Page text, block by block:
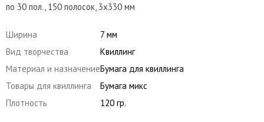
по 30 пол., 150 полосок, 3х330 мм
Ширина
7 мм
Вид творчества
Квиллинг
Материал и назначениеБумага для квиллинга
Товары для квиллинга
Бумага микс
Плотность
120 гр.